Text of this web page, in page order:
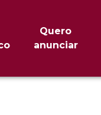
Quero
anunciar